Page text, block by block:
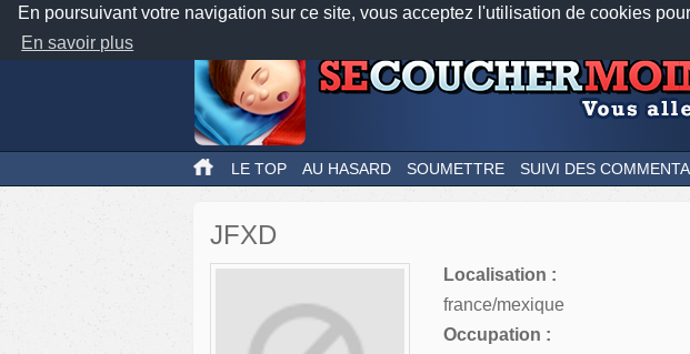
En poursuivant votre navigation sur ce site, vous acceptez l'utilisation de cookies
En savoir plus
Nos
LE TOP AU HASARD SOUMETTRE SUIVI DES
JFXD
Localisation :
france/mexique
Occupation :